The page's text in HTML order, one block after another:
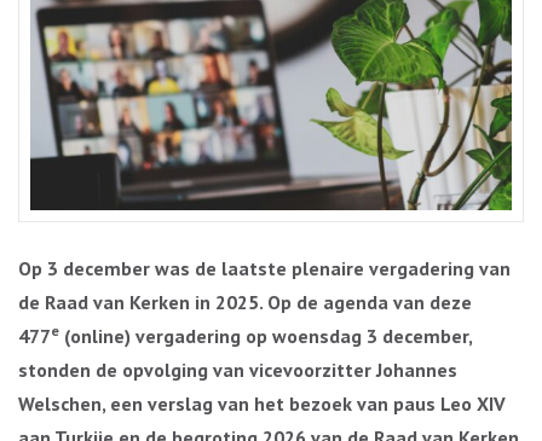
Op 3 december was de laatste plenaire vergadering van
de Raad van Kerken in 2025. Op de agenda van deze
477e (online) vergadering op woensdag 3 december,
stonden de opvolging van vicevoorzitter Johannes
Welschen, een verslag van het bezoek van paus Leo XIV